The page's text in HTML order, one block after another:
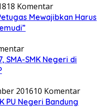
18 Komentar
Mewajibkan Harus
SMA-SMK Negeri di
201610 Komentar
PU Negeri Bandung